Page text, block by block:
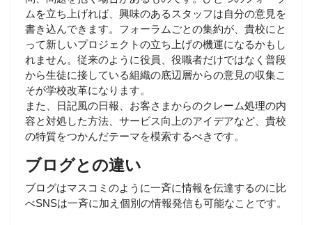
ムを立ち上げれば、興味のあるスタッフは自分の意見を
書き込んできます。フォーラムごとの集約が、貴校にと
って新しいプロジェクトの立ち上げの機運になるかもし
れません。従来のように役員、役職者だけではなく普段
から生徒に接している組織の底辺層からの意見の収集こ
そが学校改革になります。
また、日記風の日報、お客さまからのクレーム処理の内
容と対処した方法、サービス向上のアイデアなど、貴校
の特質をつかんだテーマを模索するべきです。
ブログとの違い
ブログはマスコミのように一斉に情報を伝達するのに比
べSNSは一斉に加え個別の情報発信も可能なことです。